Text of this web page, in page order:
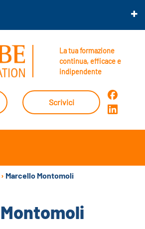
La tua formazione
continua, efficace e
indipendente
Scrivici
› Marcello Montomoli